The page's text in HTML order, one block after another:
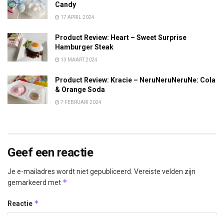
Candy
17 APRIL 2024
Product Review: Heart – Sweet Surprise
Hamburger Steak
13 MAART 2024
Product Review: Kracie – NeruNeruNeruNe: Cola
& Orange Soda
7 FEBRUARI 2024
Geef een reactie
Je e-mailadres wordt niet gepubliceerd. Vereiste velden zijn
gemarkeerd met *
Reactie *